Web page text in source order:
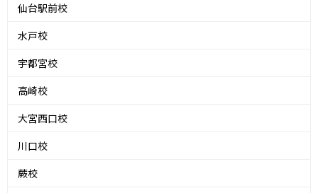
仙台駅前校
水戸校
宇都宮校
高崎校
大宮西口校
川口校
蕨校